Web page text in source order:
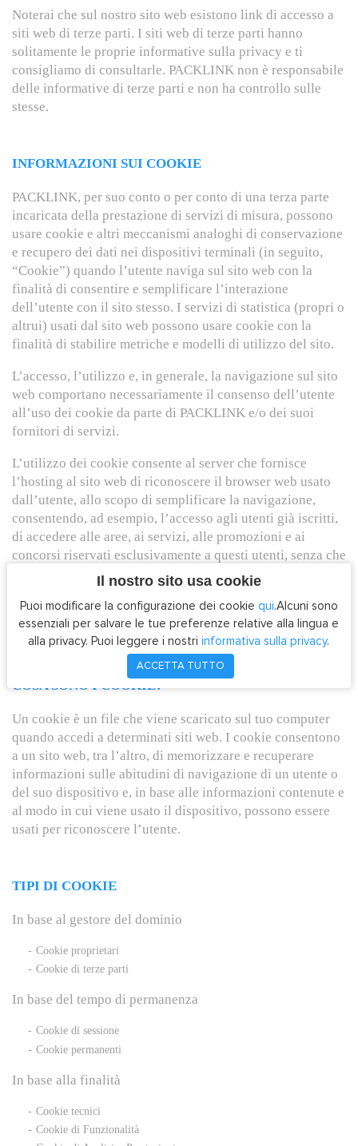
Noterai che sul nostro sito web esistono link di accesso a
siti web di terze parti. I siti web di terze parti hanno
solitamente le proprie informative sulla privacy e ti
consigliamo di consultarle. PACKLINK non è responsabile
delle informative di terze parti e non ha controllo sulle
stesse.
INFORMAZIONI SUI COOKIE
PACKLINK, per suo conto o per conto di una terza parte
incaricata della prestazione di servizi di misura, possono
usare cookie e altri meccanismi analoghi di conservazione
e recupero dei dati nei dispositivi terminali (in seguito,
“Cookie”) quando l’utente naviga sul sito web con la
finalità di consentire e semplificare l’interazione
dell’utente con il sito stesso. I servizi di statistica (propri o
altrui) usati dal sito web possono usare cookie con la
finalità di stabilire metriche e modelli di utilizzo del sito.
L’accesso, l’utilizzo e, in generale, la navigazione sul sito
web comportano necessariamente il consenso dell’utente
all’uso dei cookie da parte di PACKLINK e/o dei suoi
fornitori di servizi.
L’utilizzo dei cookie consente al server che fornisce
l’hosting al sito web di riconoscere il browser web usato
dall’utente, allo scopo di semplificare la navigazione,
consentendo, ad esempio, l’accesso agli utenti già iscritti,
di accedere alle aree, ai servizi, alle promozioni e ai
concorsi riservati esclusivamente a questi utenti, senza che
debbano effettuare l’accesso ogni volta che visitano il sito.
traffico, nonché per controllare il progresso e il numero di
accessi.
COSA SONO I COOKIE?
Un cookie è un file che viene scaricato sul tuo computer
quando accedi a determinati siti web. I cookie consentono
a un sito web, tra l’altro, di memorizzare e recuperare
informazioni sulle abitudini di navigazione di un utente o
del suo dispositivo e, in base alle informazioni contenute e
al modo in cui viene usato il dispositivo, possono essere
usati per riconoscere l’utente.
TIPI DI COOKIE
In base al gestore del dominio
Cookie proprietari
Cookie di terze parti
In base del tempo di permanenza
Cookie di sessione
Cookie permanenti
In base alla finalità
Cookie tecnici
Cookie di Funzionalità
Il nostro sito usa cookie
Puoi modificare la configurazione dei cookie qui.Alcuni sono
essenziali per salvare le tue preferenze relative alla lingua e
alla privacy. Puoi leggere i nostriinformativa sulla privacy.
ACCETTA TUTTO